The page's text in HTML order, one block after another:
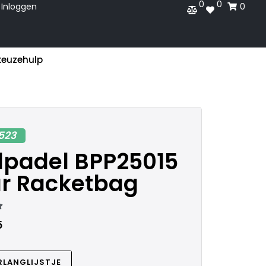
Inloggen 0 0 0
BPP25015
Racketbag